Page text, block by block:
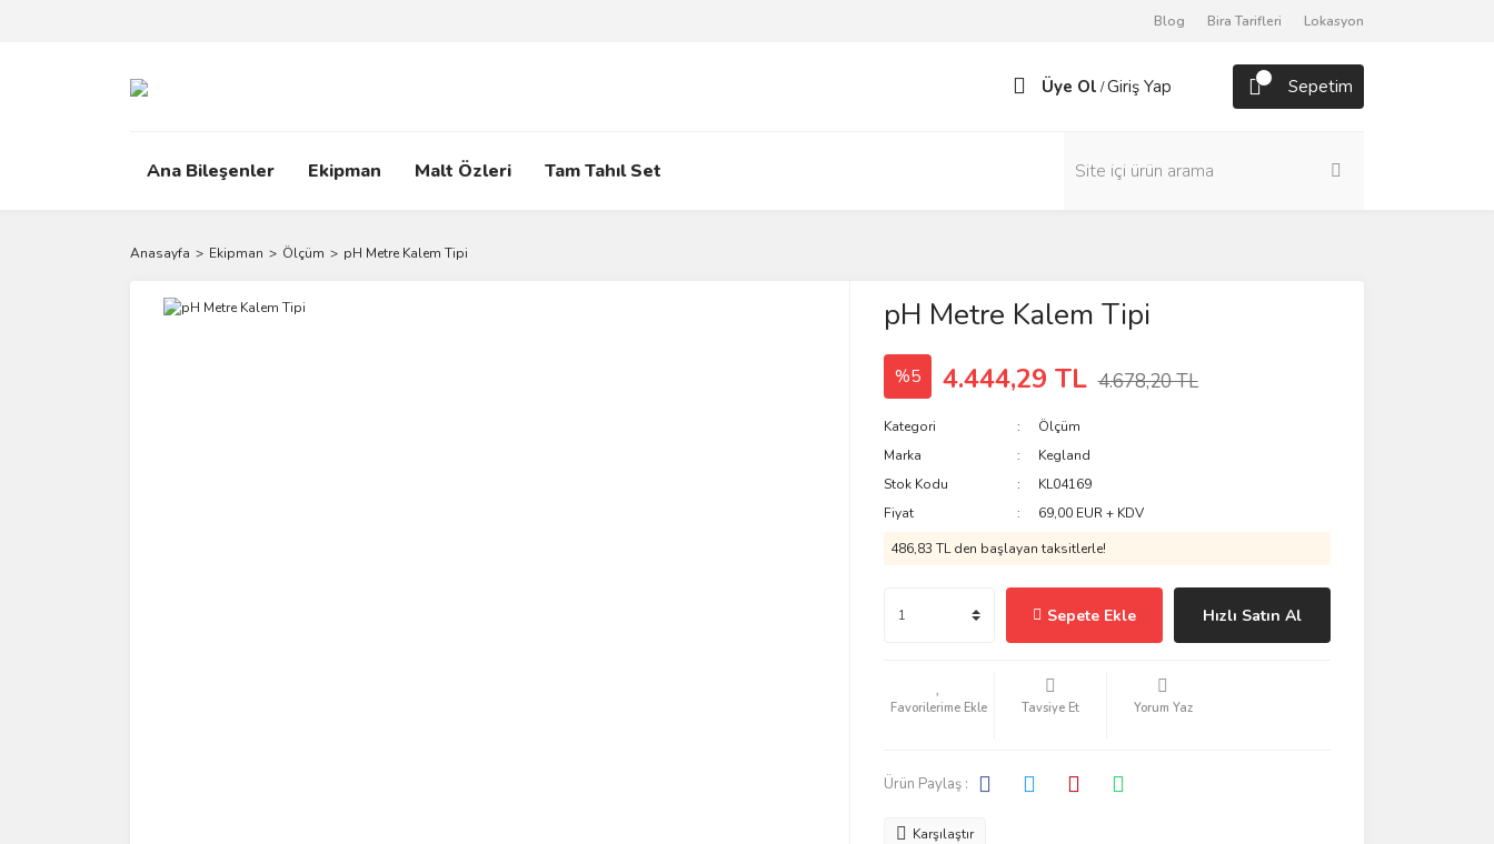
Blog Bira Tarifleri Lokasyon
Üye Ol /Giriş Yap Sepetim
Ana Bileşenler Ekipman Malt Özleri Tam Tahıl Set
Anasayfa Ekipman Ölçüm pH Metre Kalem Tipi
pH Metre Kalem Tipi
%5 4.444,29 TL 4.678,20 TL
Kategori
Ölçüm
Marka
Kegland
Stok Kodu
KL04169
Fiyat
69,00 EUR + KDV
486,83 TL den başlayan taksitlerle!
Sepete Ekle Hızlı Satın Al
Tavsiye Et Yorum Yaz
Ürün Paylaş :
Karşılaştır